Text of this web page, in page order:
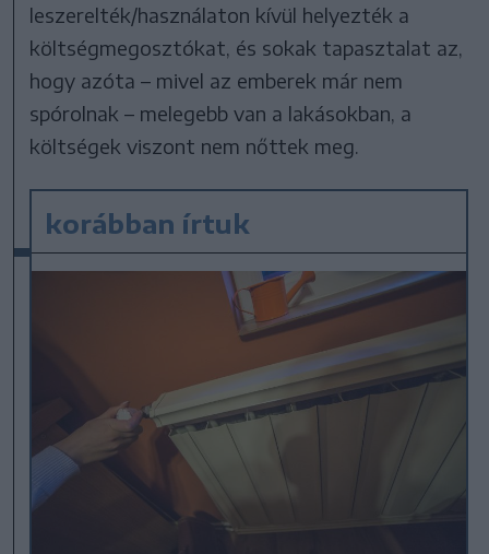
leszerelték/használaton kívül helyezték a
költségmegosztókat, és sokak tapasztalat az,
hogy azóta – mivel az emberek már nem
spórolnak – melegebb van a lakásokban, a
költségek viszont nem nőttek meg.
korábban írtuk